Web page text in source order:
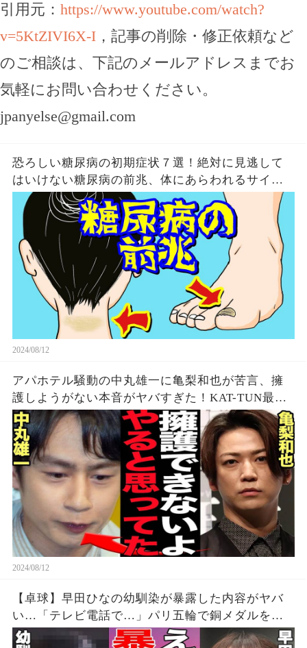
引用元： https://www.youtube.com/watch?
v=5KtZIVI6X-I ，記事の削除・修正依頼など
のご相談は、下記のメールアドレスまでお
気軽にお問い合わせください。
jpanyelse@gmail.com
恐ろしい糖尿病の初期症状７選！絶対に見逃して
はいけない糖尿病の前兆、体にあらわれるサイン
とは？
2024/08/12
アパホテル騒動の中丸雄一に亀梨和也が苦言、擁
護しようがない本音がヤバすぎた！KAT-TUN最初
期の若い頃から見てきた本性に驚愕…【芸能】
2024/08/12
【卓球】早田ひなの幼馴染が暴露した内容がヤバ
い…「テレビ電話で…」パリ五輪で銅メダルを獲
得した早田選手の幼少期からの親友が明かす衝撃